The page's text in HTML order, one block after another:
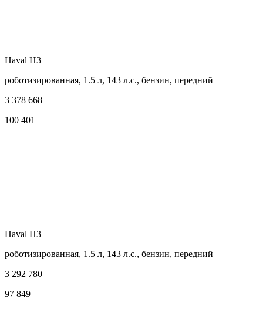
Haval H3
роботизированная, 1.5 л, 143 л.с., бензин, передний
3 378 668
100 401
Haval H3
роботизированная, 1.5 л, 143 л.с., бензин, передний
3 292 780
97 849